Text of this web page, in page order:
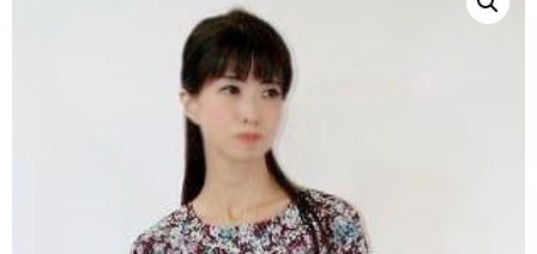
CONTACT
RECRUIT
BLOG